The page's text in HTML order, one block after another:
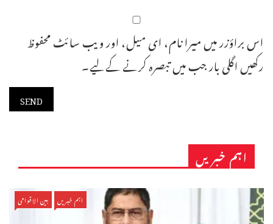
اس براؤزر میں میرا نام، ای میل، اور ویب سائٹ محفوظ
رکھیں اگلی بار جب میں تبصرہ کرنے کےلیے۔
اہم خبریں
اہم خبریں بین الاقوامی